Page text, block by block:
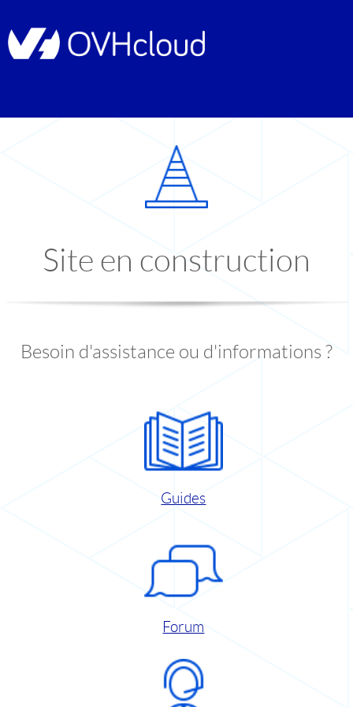
Site en construction
Besoin d'assistance ou d'informations ?
Guides
Forum